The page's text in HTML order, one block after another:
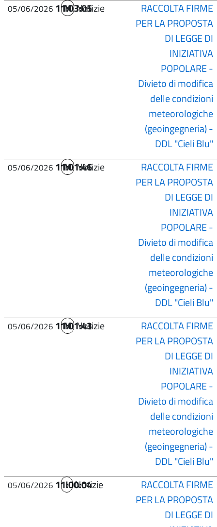
05/06/2026 11:03:05
MNotizie
RACCOLTA FIRME
PER LA PROPOSTA
DI LEGGE DI
INIZIATIVA
POPOLARE -
Divieto di modifica
delle condizioni
meteorologiche
(geoingegneria) -
DDL "Cieli Blu"
05/06/2026 11:01:46
MNotizie
RACCOLTA FIRME
PER LA PROPOSTA
DI LEGGE DI
INIZIATIVA
POPOLARE -
Divieto di modifica
delle condizioni
meteorologiche
(geoingegneria) -
DDL "Cieli Blu"
05/06/2026 11:01:43
MNotizie
RACCOLTA FIRME
PER LA PROPOSTA
DI LEGGE DI
INIZIATIVA
POPOLARE -
Divieto di modifica
delle condizioni
meteorologiche
(geoingegneria) -
DDL "Cieli Blu"
05/06/2026 11:00:04
INotizie
RACCOLTA FIRME
PER LA PROPOSTA
DI LEGGE DI